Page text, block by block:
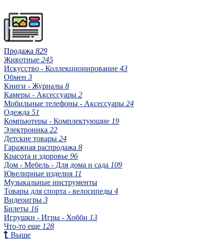
Продажа 829
Животные 245
Искусство - Коллекционирование 43
Обмен 3
Книги - Журналы 8
Камеры - Аксессуары 2
Мобильные телефоны - Аксессуары 24
Одежда 51
Компьютеры - Комплектующие 19
Электроника 22
Детские товары 24
Гаражная распродажа 8
Красота и здоровье 96
Дом - Мебель - Для дома и сада 109
Ювелирные изделия 11
Музыкальные инструменты
Товары для спорта - велосипеды 4
Видеоигры 3
Билеты 16
Игрушки - Игры - Хобби 13
Что-то еще 128
Выше